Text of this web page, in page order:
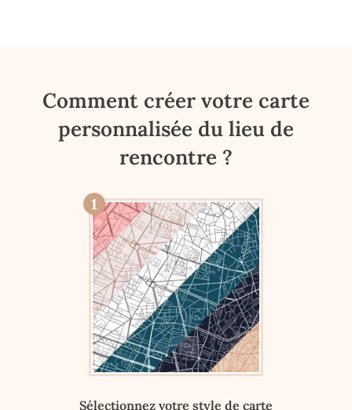
Comment créer votre carte
personnalisée du lieu de
rencontre ?
1
Sélectionnez votre style de carte